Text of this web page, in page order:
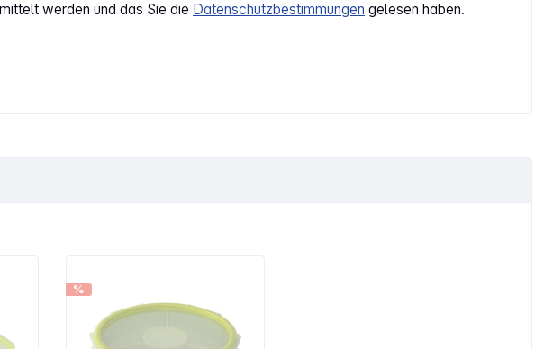
werden und das Sie die Datenschutzbestimmungen gelesen haben.
%